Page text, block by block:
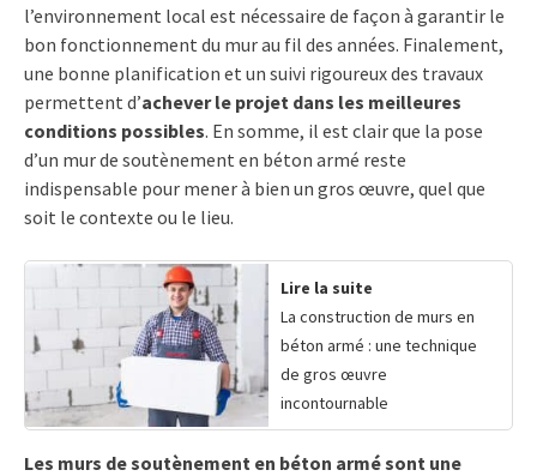
l’environnement local est nécessaire de façon à garantir le
bon fonctionnement du mur au fil des années. Finalement,
une bonne planification et un suivi rigoureux des travaux
permettent d’achever le projet dans les meilleures
conditions possibles. En somme, il est clair que la pose
d’un mur de soutènement en béton armé reste
indispensable pour mener à bien un gros œuvre, quel que
soit le contexte ou le lieu.
Lire la suite
La construction de murs en
béton armé : une technique
de gros œuvre
incontournable
Les murs de soutènement en béton armé sont une